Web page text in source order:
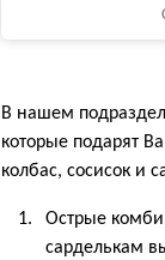
В нашем
которые подарят
колбас, сосисок и
Острые
сарделькам